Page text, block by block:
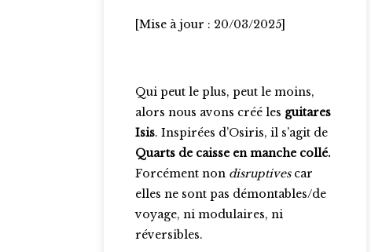
[Mise à jour : 20/03/2025]
Qui peut le plus, peut le moins,
alors nous avons créé les guitares
Isis. Inspirées d’Osiris, il s’agit de
Quarts de caisse en manche collé.
Forcément non disruptivescar
elles ne sont pas démontables/de
voyage, ni modulaires, ni
réversibles.